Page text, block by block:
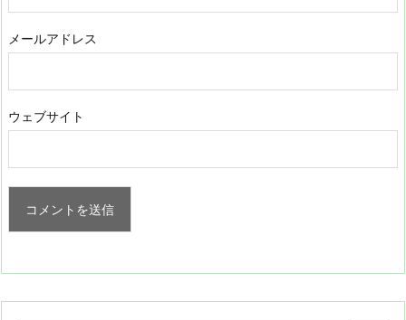
メールアドレス
ウェブサイト